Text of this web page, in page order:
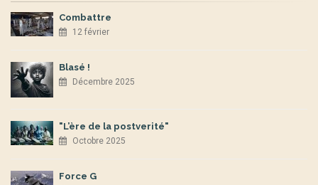
Combattre
12 février
Blasé !
Décembre 2025
"L’ère de la postverité"
Octobre 2025
Force G